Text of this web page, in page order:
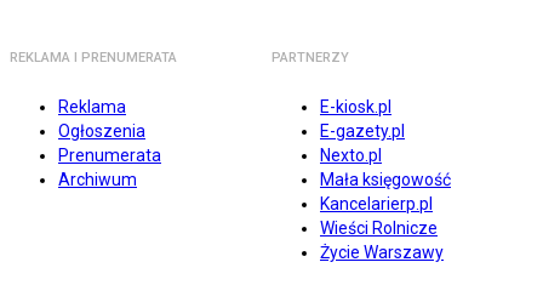
REKLAMA I PRENUMERATA
Reklama
Ogłoszenia
Prenumerata
Archiwum
PARTNERZY
E-kiosk.pl
E-gazety.pl
Nexto.pl
Mała księgowość
Kancelarierp.pl
Wieści Rolnicze
Życie Warszawy